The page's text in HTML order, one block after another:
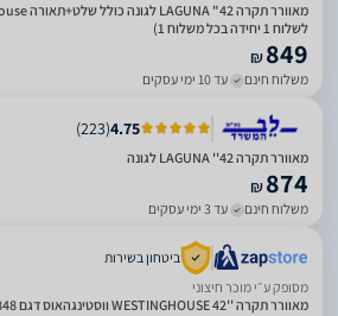
לשלוח 1 יחידה בכל משלוח 1)
₪849
משלוח חינם עד 10 ימי עסקים
4.75
(
223
)
מאוורר תקרה 42'' LAGUNA לגונה
₪874
משלוח חינם עד 3 ימי עסקים
ביטחון בשירות
מסופק ע״י מוכר חיצוני
מאוורר תקרה ''42 WESTINGHOUSE ווסטינגהאוס דגם 73180-2848